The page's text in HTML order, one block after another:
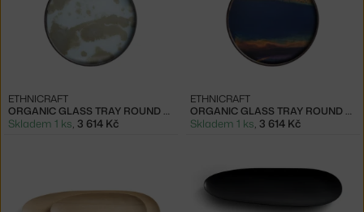
ORGANIC GLASS TRAY ROUND S, MIST GOLD
ETHNICRAFT
Skladem 1 ks, 3 614 Kč
ORGANIC GLASS TRAY ROUND S, INDIGO
ETHNICRAFT
Skladem 1 ks, 3 614 Kč